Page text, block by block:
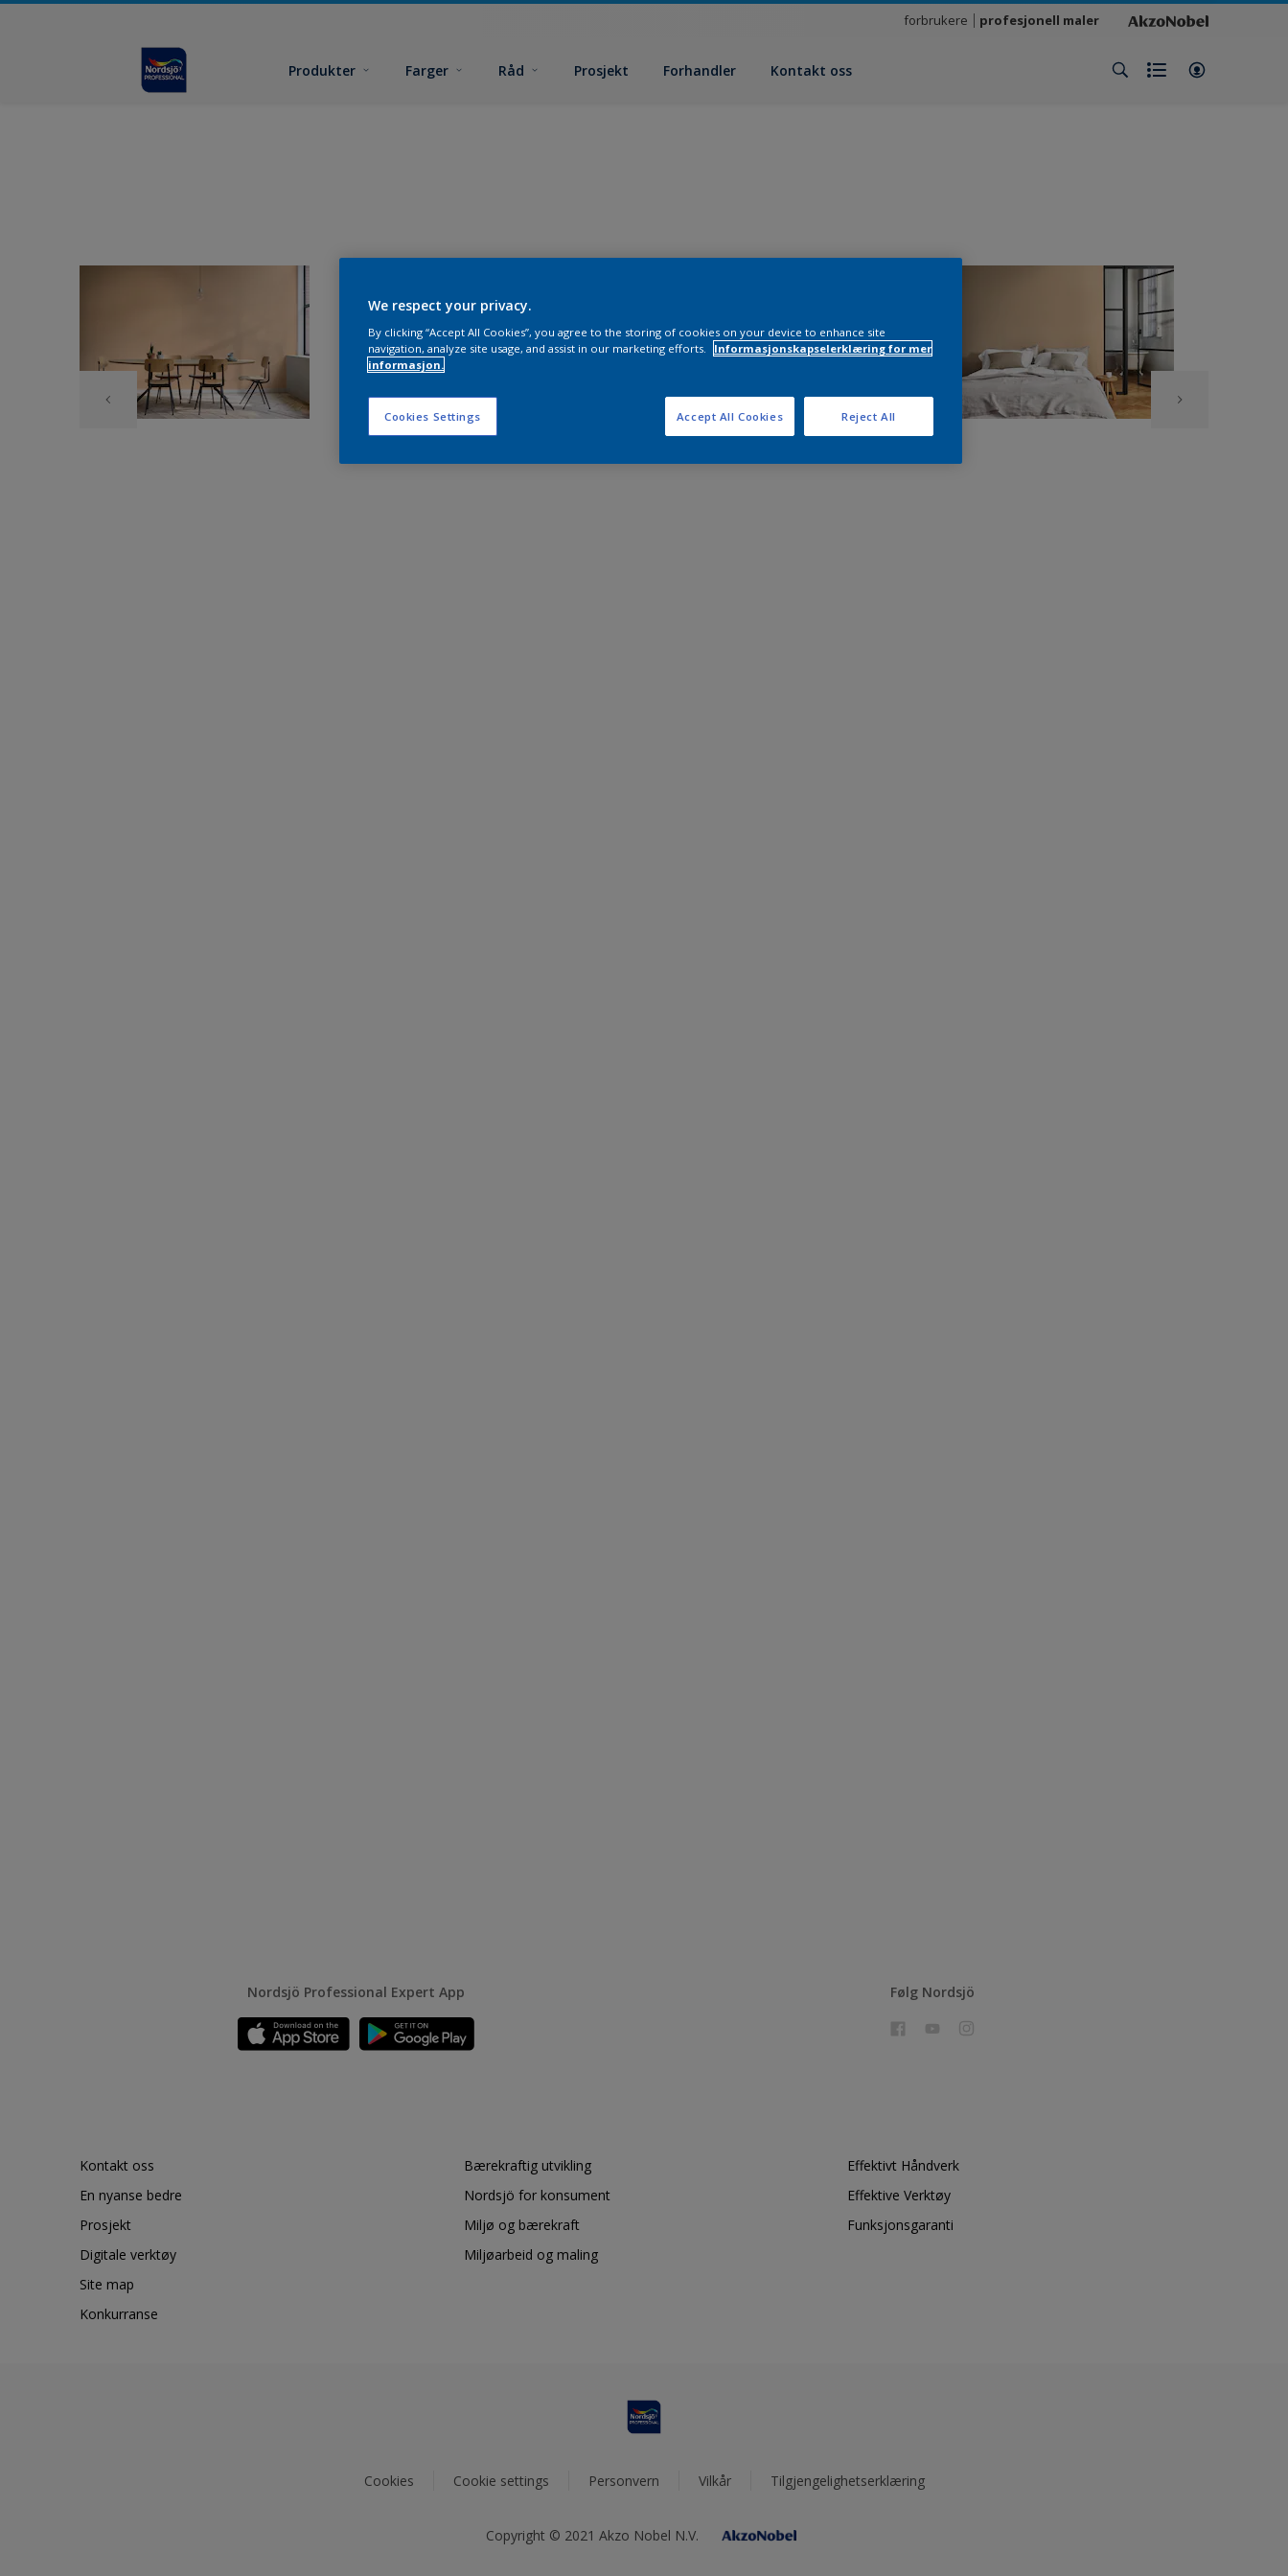
forbrukere profesjonell maler
Produkter Farger Råd Prosjekt Forhandler Kontakt oss
Nordsjö Professional Expert App Følg Nordsjö
Kontakt oss
En nyanse bedre
Prosjekt
Digitale verktøy
Site map
Konkurranse
Bærekraftig utvikling
Nordsjö for konsument
Miljø og bærekraft
Miljøarbeid og maling
Effektivt Håndverk
Effektive Verktøy
Funksjonsgaranti
Cookies Cookie settings Personvern Vilkår Tilgjengelighetserklæring
Copyright © 2021 Akzo Nobel N.V.
We respect your privacy.
By clicking “Accept All Cookies”, you agree to the storing of cookies on your device to enhance site
navigation, analyze site usage, and assist in our marketing efforts.
Informasjonskapselerklæring for mer
informasjon.
Cookies Settings Reject All
Accept All Cookies